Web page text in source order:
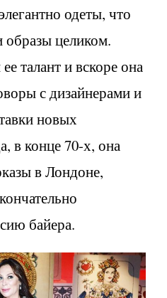
одеты, что
образы целиком.
талант и вскоре она
с дизайнерами и
новых
в конце 70-х, она
в Лондоне,
байера.